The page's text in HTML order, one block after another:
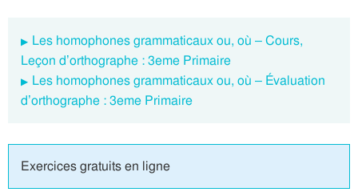
Les homophones grammaticaux ou, où – Cours,
Leçon d’orthographe : 3eme Primaire
Les homophones grammaticaux ou, où – Évaluation
d’orthographe : 3eme Primaire
Exercices gratuits en ligne